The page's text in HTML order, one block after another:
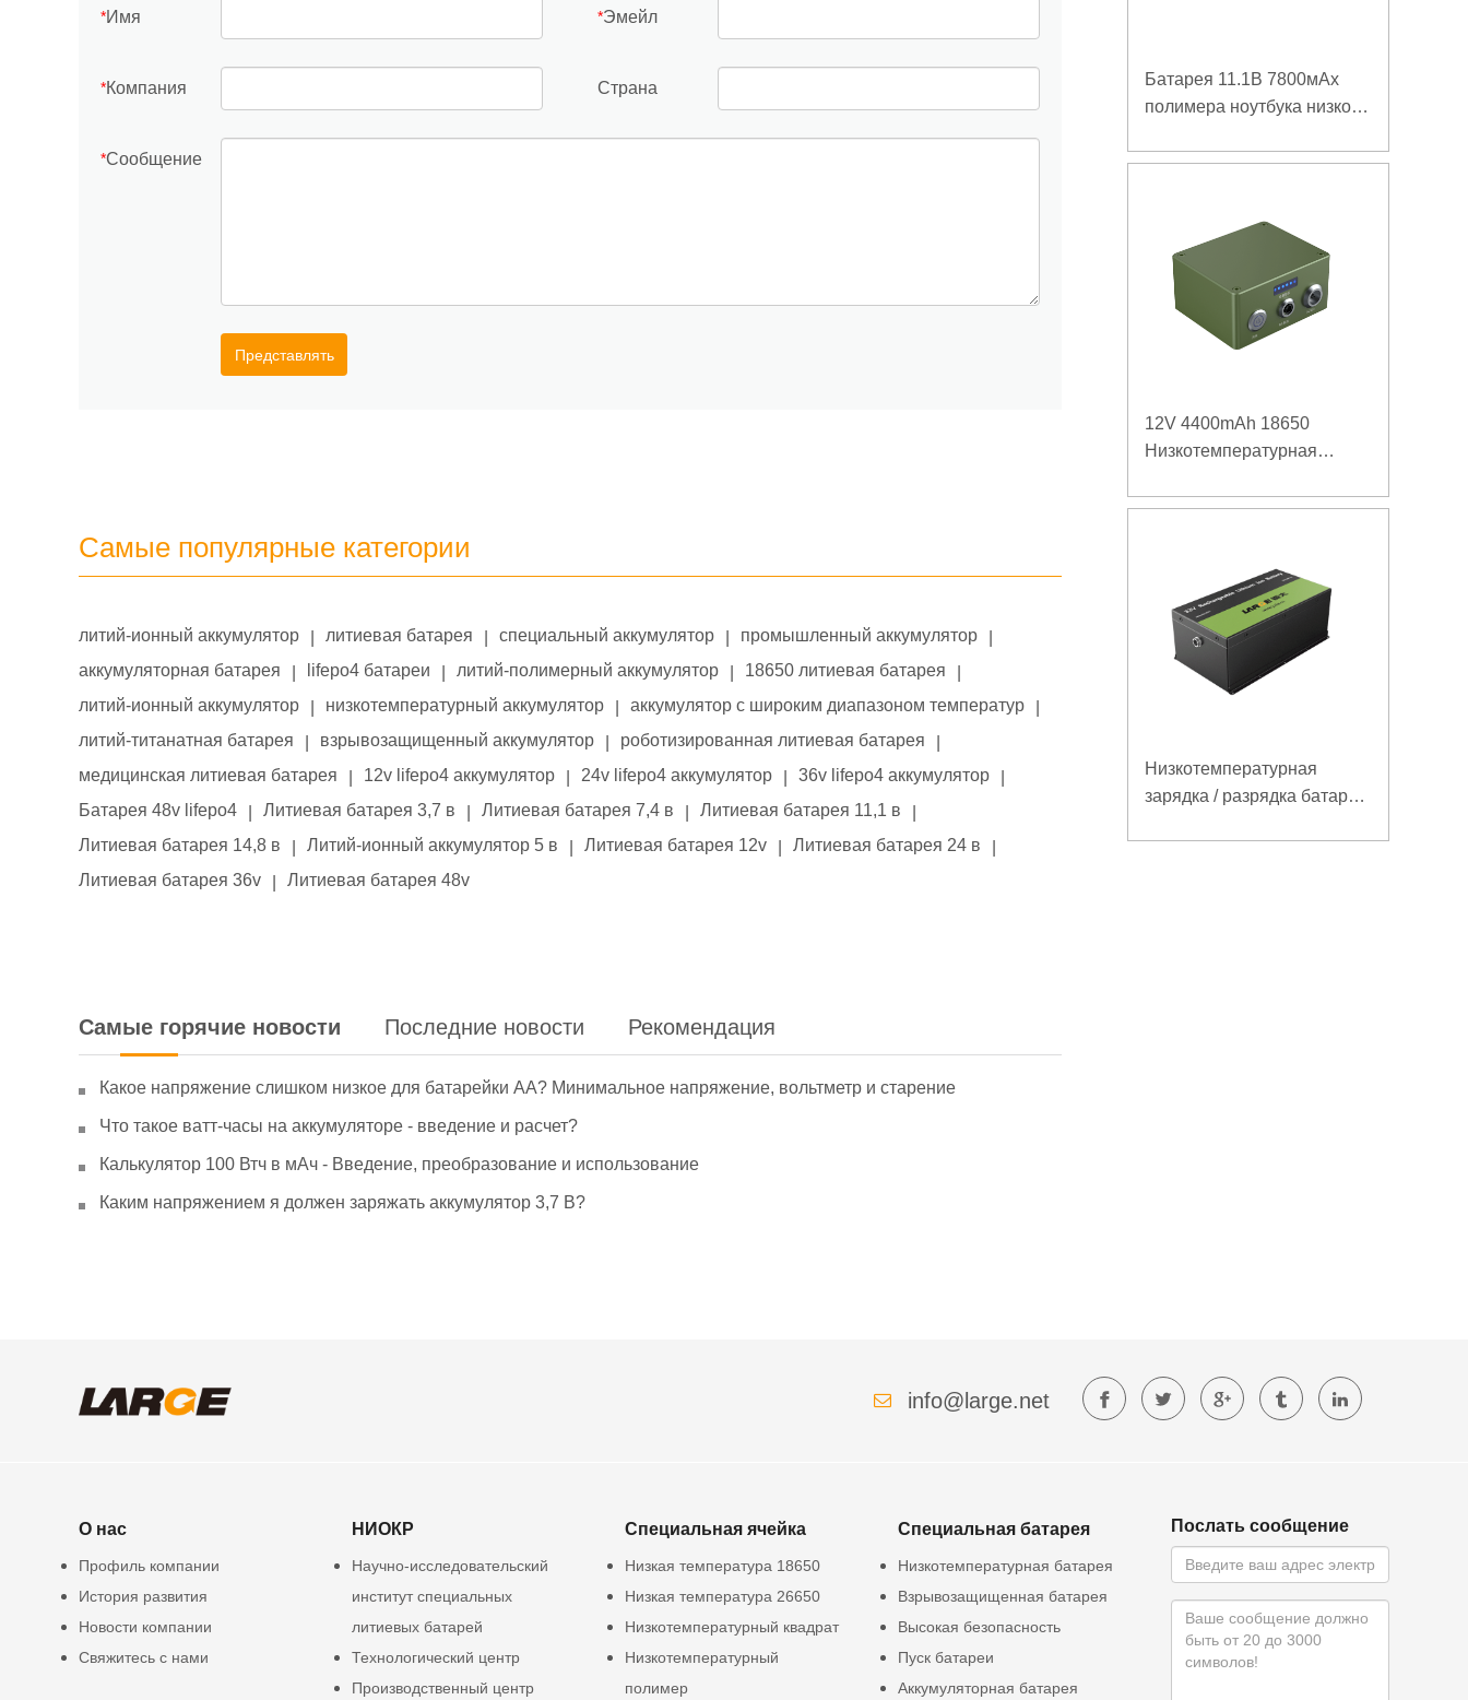
*Имя *Эмейл
*Компания Страна
*Сообщение
Представлять
Самые популярные категории
литий-ионный аккумулятор литиевая батарея специальный аккумулятор промышленный аккумулятор
аккумуляторная батарея
lifepo4 батареи литий-полимерный аккумулятор 18650 литиевая батарея
литий-ионный аккумулятор
низкотемпературный аккумулятор аккумулятор с широким диапазоном температур
литий-титанатная батарея
взрывозащищенный аккумулятор роботизированная литиевая батарея
медицинская литиевая батарея
12v lifepo4 аккумулятор 24v lifepo4 аккумулятор 36v lifepo4 аккумулятор
Батарея 48v lifepo4
Литиевая батарея 3,7 в Литиевая батарея 7,4 в Литиевая батарея 11,1 в
Литиевая батарея 14,8 в
Литий-ионный аккумулятор 5 в Литиевая батарея 12v Литиевая батарея 24 в
Литиевая батарея 36v
Литиевая батарея 48v
Самые горячие новости Последние новости Рекомендация
Какое напряжение слишком низкое для батарейки АА? Минимальное напряжение, вольтметр и старение
Что такое ватт-часы на аккумуляторе - введение и расчет?
Калькулятор 100 Втч в мАч - Введение, преобразование и использование
Каким напряжением я должен заряжать аккумулятор 3,7 В?
Батарея 11.1В 7800мАх
полимера ноутбука низкой
плотности энергии
12V 4400mAh 18650
Низкотемпературная
усиленного источника
Низкотемпературная
зарядка / разрядка батареи
info@large.net
О нас
Профиль компании
История развития
Новости компании
Свяжитесь с нами
НИОКР
Научно-исследовательский
институт специальных
литиевых батарей
Технологический центр
Производственный центр
Специальная ячейка
Низкая температура 18650
Низкая температура 26650
Низкотемпературный квадрат
Низкотемпературный
полимер
Специальная батарея
Низкотемпературная батарея
Взрывозащищенная батарея
Высокая безопасность
Пуск батареи
Аккумуляторная батарея
Послать сообщение